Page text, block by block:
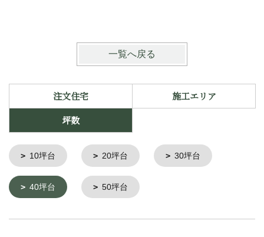
一覧へ戻る
注文住宅
施工エリア
坪数
10坪台 20坪台 30坪台
40坪台 50坪台